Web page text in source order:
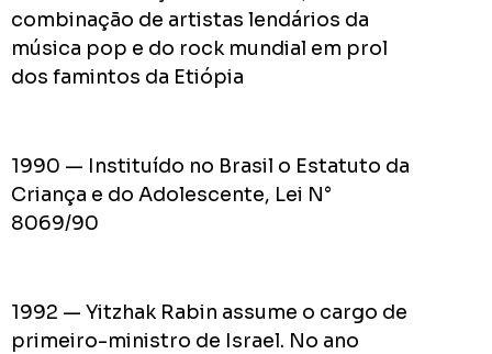
combinação de artistas lendários da
música pop e do rock mundial em prol
dos famintos da Etiópia
1990 — Instituído no Brasil o Estatuto da
Criança e do Adolescente, Lei N°
8069/90
1992 — Yitzhak Rabin assume o cargo de
primeiro-ministro de Israel. No ano
Cumpriu: